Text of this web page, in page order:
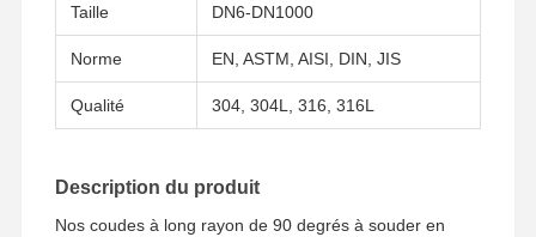
Taille DN6-DN1000
Norme EN, ASTM, AISI, DIN, JIS
Qualité 304, 304L, 316, 316L
Description du produit
Nos coudes à long rayon de 90 degrés à souder en